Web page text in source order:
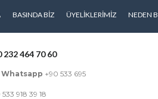
BASINDA BIZ ÜYELIKLERIMIZ NEDEN
232 464 70 60
+90 533 695
918 39 18